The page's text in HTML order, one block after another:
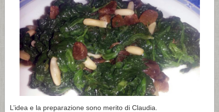
L’idea e la preparazione sono merito di Claudia.